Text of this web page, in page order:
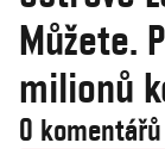
Můžete.
milionů
0 komentářů